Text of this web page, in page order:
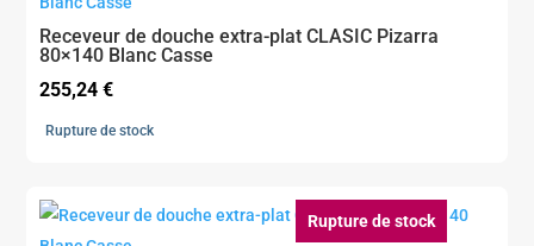
Receveur de douche extra-plat CLASIC Pizarra
80×140 Blanc Casse
255,24€
Rupture de stock
Rupture de stock